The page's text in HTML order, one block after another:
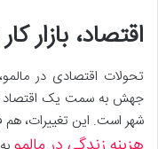
اقتصاد، بازار
تحولات اقتصادی در
جهش به سمت یک اقتصاد
شهر است. این تغییرات، هم